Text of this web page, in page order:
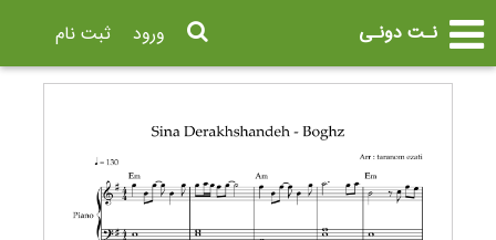
نـت دونـی ثبت نام ورود